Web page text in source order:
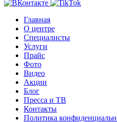
Главная
О центре
Специалисты
Услуги
Прайс
Фото
Видео
Акции
Блог
Пресса и ТВ
Контакты
Политика